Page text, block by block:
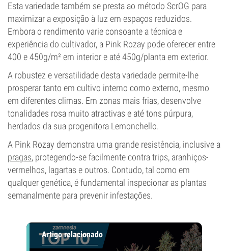
Esta variedade também se presta ao método ScrOG para
maximizar a exposição à luz em espaços reduzidos.
Embora o rendimento varie consoante a técnica e
experiência do cultivador, a Pink Rozay pode oferecer entre
400 e 450g/m² em interior e até 450g/planta em exterior.
A robustez e versatilidade desta variedade permite-lhe
prosperar tanto em cultivo interno como externo, mesmo
em diferentes climas. Em zonas mais frias, desenvolve
tonalidades rosa muito atractivas e até tons púrpura,
herdados da sua progenitora Lemonchello.
A Pink Rozay demonstra uma grande resistência, inclusive a
pragas, protegendo-se facilmente contra trips, aranhiços-
vermelhos, lagartas e outros. Contudo, tal como em
qualquer genética, é fundamental inspecionar as plantas
semanalmente para prevenir infestações.
Artigo relacionado